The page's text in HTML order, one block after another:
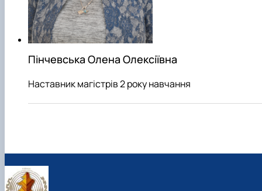
Пінчевська Олена Олексіївна
Наставник магістрів 2 року навчання